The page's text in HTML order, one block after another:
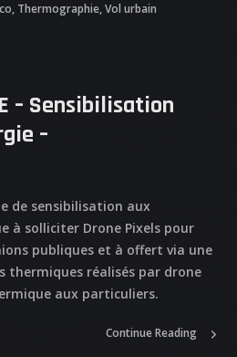
, Thermographie,Vol urbain
– Sensibilisation
–
de sensibilisation aux
à solliciter Drone Pixels pour
publiques et à offert via une
thermiques réalisés par drone
aux particuliers.
Continue Reading